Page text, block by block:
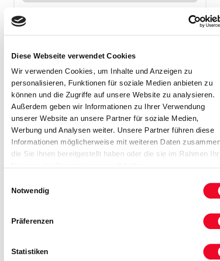
Diese Webseite verwendet Cookies
Wir verwenden Cookies, um Inhalte und Anzeigen zu
personalisieren, Funktionen für soziale Medien anbieten zu
können und die Zugriffe auf unsere Website zu analysieren.
Außerdem geben wir Informationen zu Ihrer Verwendung
unserer Website an unsere Partner für soziale Medien,
Werbung und Analysen weiter. Unsere Partner führen diese
Informationen möglicherweise mit weiteren Daten
die Sie ihnen bereitgestellt haben oder die sie im Rahmen
Notwendig
Präferenzen
Statistiken
Krakau und Breslau
… mit Zakopane und der Hohen Tatra
12. - 16. Aug.
5 Tage ab
699,00 €
Reise auf
Paris - Metropole an der Seine